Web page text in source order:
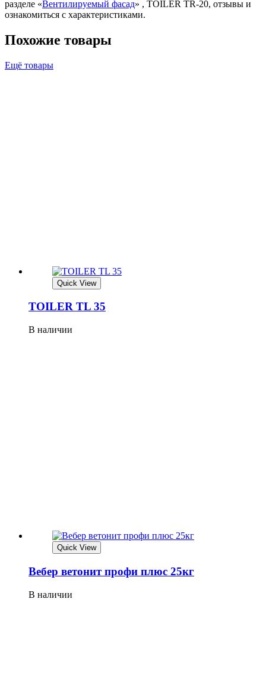
разделе «Вентилируемый фасад» , TOILER TR-20, отзывы и
ознакомиться с характеристиками.
Похожие товары
Ещё товары
Quick View
TOILER TL 35
В наличии
Quick View
Вебер ветонит профи плюс 25кг
В наличии